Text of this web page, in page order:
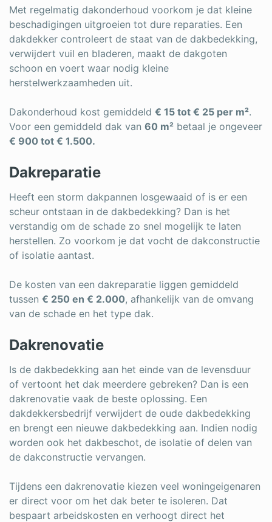
Met regelmatig dakonderhoud voorkom je dat kleine
beschadigingen uitgroeien tot dure reparaties. Een
dakdekker controleert de staat van de dakbedekking,
verwijdert vuil en bladeren, maakt de dakgoten
schoon en voert waar nodig kleine
herstelwerkzaamheden uit.
Dakonderhoud kost gemiddeld € 15 tot € 25 per m².
Voor een gemiddeld dak van 60 m² betaal je ongeveer
€ 900 tot € 1.500.
Dakreparatie
Heeft een storm dakpannen losgewaaid of is er een
scheur ontstaan in de dakbedekking? Dan is het
verstandig om de schade zo snel mogelijk te laten
herstellen. Zo voorkom je dat vocht de dakconstructie
of isolatie aantast.
De kosten van een dakreparatie liggen gemiddeld
tussen € 250 en € 2.000, afhankelijk van de omvang
van de schade en het type dak.
Dakrenovatie
Is de dakbedekking aan het einde van de levensduur
of vertoont het dak meerdere gebreken? Dan is een
dakrenovatie vaak de beste oplossing. Een
dakdekkersbedrijf verwijdert de oude dakbedekking
en brengt een nieuwe dakbedekking aan. Indien nodig
worden ook het dakbeschot, de isolatie of delen van
de dakconstructie vervangen.
Tijdens een dakrenovatie kiezen veel woningeigenaren
er direct voor om het dak beter te isoleren. Dat
bespaart arbeidskosten en verhoogt direct het